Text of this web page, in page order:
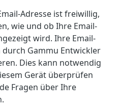
Adresse ist freiwillig,
wie und ob Ihre Email-
wird. Ihre Email-
Gammu Entwickler
Dies kann notwendig
Gerät überprüfen
Fragen über Ihre